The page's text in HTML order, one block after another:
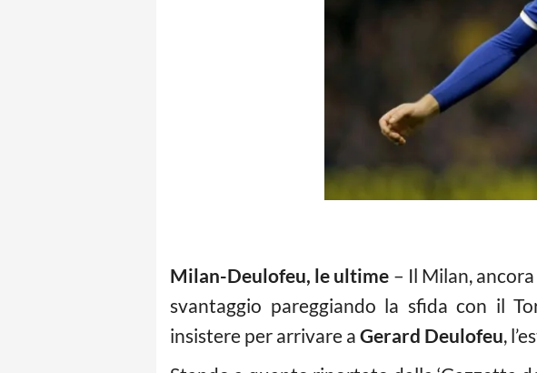
Milan-Deulofeu, le ultime – Il Milan,
svantaggio pareggiando la sfida con il
insistere per arrivare a Gerard Deulofeu,